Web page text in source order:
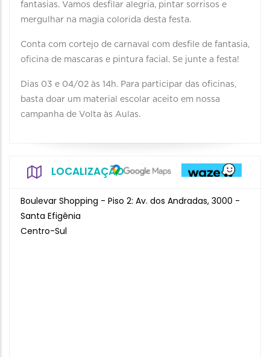
fantasias. Vamos desfilar alegria, pintar sorrisos e
mergulhar na magia colorida desta festa.
Conta com cortejo de carnaval com desfile de fantasia,
oficina de mascaras e pintura facial. Se junte a festa!
Dias 03 e 04/02 às 14h. Para participar das oficinas,
basta doar um material escolar aceito em nossa
campanha de Volta às Aulas.
LOCALIZAÇÃO
Boulevar Shopping - Piso 2: Av. dos Andradas, 3000 -
Santa Efigênia
Centro-Sul